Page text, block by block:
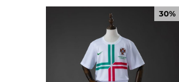
30%